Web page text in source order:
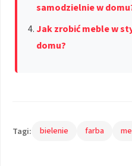
samodzielnie w
Jak zrobić meble w
domu?
Tagi: bielenie farba